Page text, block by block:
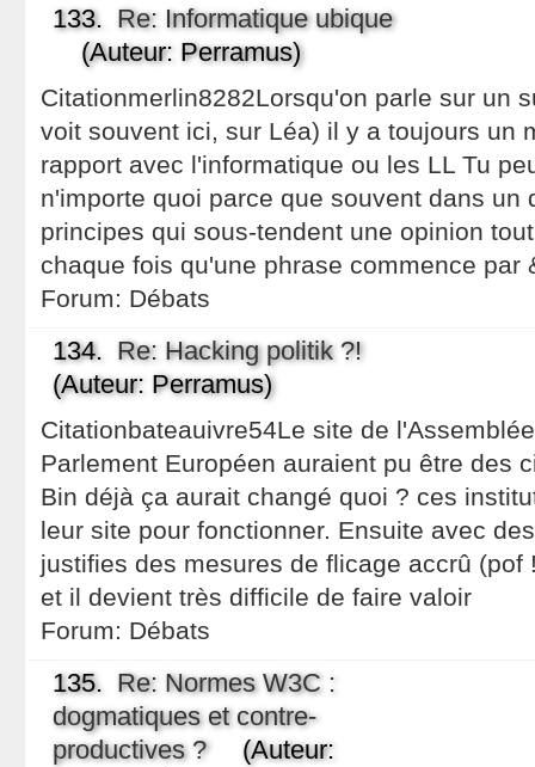
133. Re: Informatique ubique
(Auteur: Perramus)
Citationmerlin8282Lorsqu'on parle sur un
voit souvent ici, sur Léa) il y a toujours un
rapport avec l'informatique ou les LL Tu
n'importe quoi parce que souvent dans un
principes qui sous-tendent une opinion
chaque fois qu'une phrase commence par
Forum: Débats
134. Re: Hacking politik ?!
(Auteur: Perramus)
Citationbateauivre54Le site de
Parlement Européen auraient pu être des
Bin déjà ça aurait changé quoi ? ces
leur site pour fonctionner. Ensuite avec
justifies des mesures de flicage accrû (pof
et il devient très difficile de faire valoir
Forum: Débats
135. Re: Normes W3C :
dogmatiques et contre-
productives ?(Auteur: